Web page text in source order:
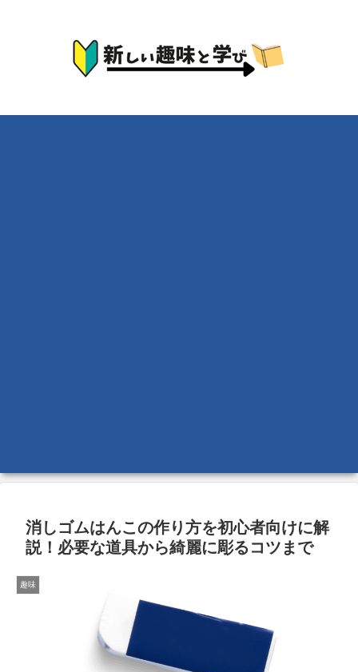
消しゴムはんこの作り方を初心者向けに解
説！必要な道具から綺麗に彫るコツまで
趣味